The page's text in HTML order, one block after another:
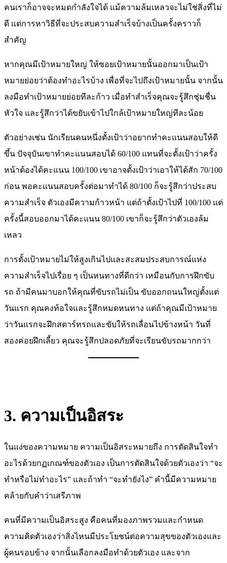
คนเราก็อาจจะหมดกำลังใจได้ แม้ความล้มเหลวจะไม่ใช่สิ่งที่ไม่
ดี แต่การหาวิธีที่จะประสบความสำเร็จบ้างเป็นครั้งคราวก็
สำคัญ
หากคุณมีเป้าหมายใหญ่ ให้ซอยเป้าหมายนั้นออกมาเป็นเป้า
หมายย่อยว่าต้องทำอะไรบ้าง เพื่อที่จะไปถึงเป้าหมายนั้น จากนั้น
ลงมือทำเป้าหมายย่อยทีละก้าว เมื่อทำสำเร็จคุณจะรู้สึกชุ่มชื่น
หัวใจ และรู้สึกว่าได้ขยับเข้าไปใกล้เป้าหมายใหญ่ทีละน้อย
ตัวอย่างเช่น นักเรียนคนหนึ่งตั้งเป้าว่าอยากทำคะแนนสอบให้ดี
ขึ้น ปัจจุบันเขาทำคะแนนสอบได้ 60/100 แทนที่จะตั้งเป้าว่าครั้ง
หน้าต้องได้คะแนน 100/100 เขาอาจตั้งเป้าว่าเอาให้ได้สัก 70/100
ก่อน พอคะแนนสอบครั้งต่อมาทำได้ 80/100 ก็จะรู้สึกว่าประสบ
ความสำเร็จ ตัวเองมีความก้าวหน้า แต่ถ้าตั้งเป้าไปที่ 100/100 แต่
ครั้งนี้สอบออกมาได้คะแนน 80/100 เขาก็จะรู้สึกว่าตัวเองล้ม
เหลว
การตั้งเป้าหมายไม่ให้สูงเกินไปและสะสมประสบการณ์แห่ง
ความสำเร็จไปเรื่อย ๆ เป็นหนทางที่ดีกว่า เหมือนกับการฝึกขับ
รถ ถ้ามีคนมาบอกให้คุณที่ขับรถไม่เป็น ขับออกถนนใหญ่ตั้งแต่
วันแรก คุณคงท้อใจและรู้สึกหมดหนทาง แต่ถ้าคุณมีเป้าหมาย
ว่าวันแรกจะฝึกสตาร์ทรถและขับให้รถเลื่อนไปข้างหน้า วันที่
สองค่อยฝึกเลี้ยว คุณจะรู้สึกปลอดภัยที่จะเรียนขับรถมากกว่า
3. ความเป็นอิสระ
ในแง่ของความหมาย ความเป็นอิสระหมายถึง การตัดสินใจทำ
อะไรด้วยกฏเกณฑ์ของตัวเอง เป็นการตัดสินใจด้วยตัวเองว่า “จะ
ทำหรือไม่ทำอะไร” และถ้าทำ “จะทำยังไง” คำนี้มีความหมาย
คล้ายกับคำว่าเสรีภาพ
คนที่มีความเป็นอิสระสูง คือคนที่มองภาพรวมและกำหนด
ความคิดตัวเองว่าสิ่งไหนมีประโยชน์ต่อความสุขของตัวเองและ
ผู้คนรอบข้าง จากนั้นเลือกลงมือทำด้วยตัวเอง และจาก